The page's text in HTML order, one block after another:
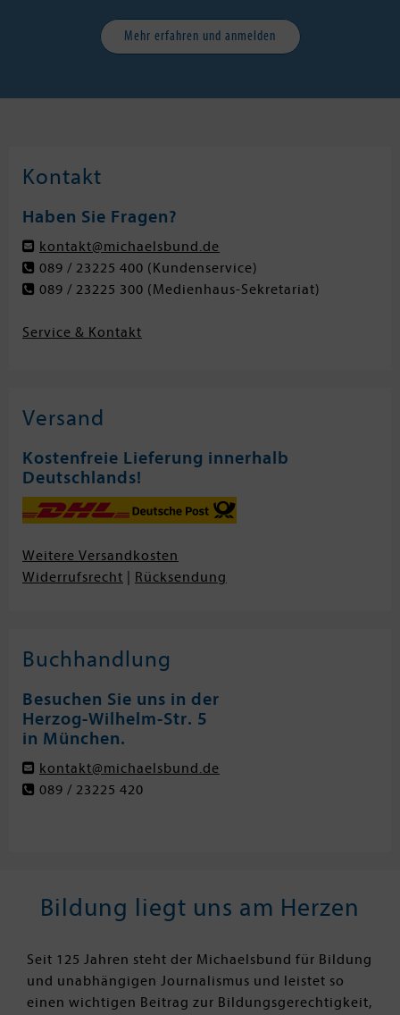
Mehr erfahren und anmelden
Kontakt
Haben Sie Fragen?
kontakt@michaelsbund.de
089 / 23225 400 (Kundenservice)
089 / 23225 300 (Medienhaus-Sekretariat)
Service & Kontakt
Versand
Kostenfreie Lieferung innerhalb
Deutschlands!
Weitere Versandkosten
Widerrufsrecht
Rücksendung
Buchhandlung
Besuchen Sie uns in der
Herzog-Wilhelm-Str. 5
in München.
kontakt@michaelsbund.de
089 / 23225 420
Bildung liegt uns am Herzen
Seit 125 Jahren steht der Michaelsbund für Bildung
und unabhängigen Journalismus und leistet so
einen wichtigen Beitrag zur Bildungsgerechtigkeit,